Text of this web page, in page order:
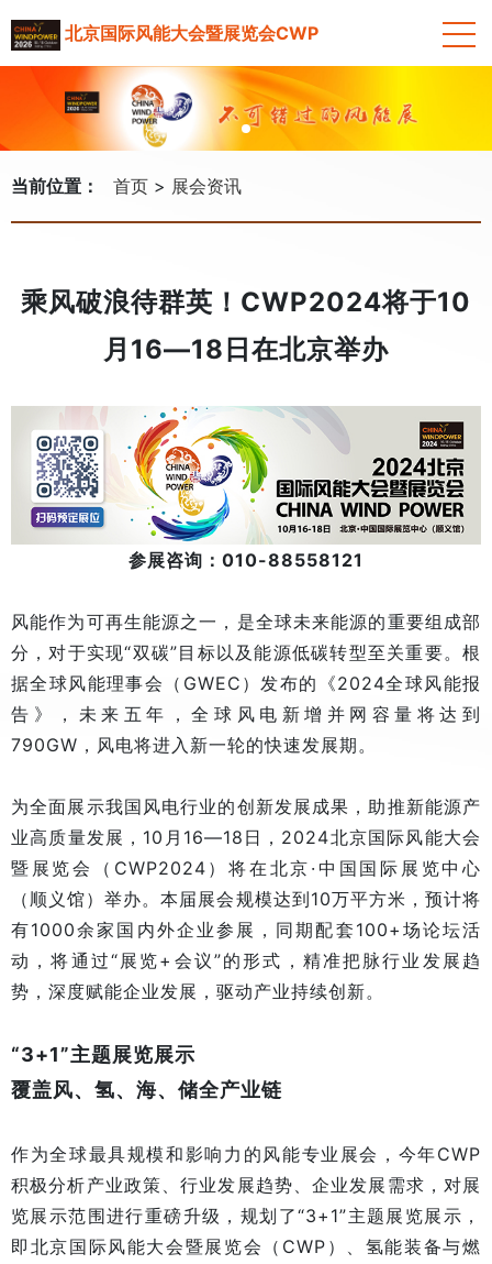
北京国际风能大会暨展览会CWP
当前位置： 首页 展会资讯
乘风破浪待群英！CWP2024将于10
月16—18日在北京举办
参展咨询：010-88558121
风能作为可再生能源之一，是全球未来能源的重要组成部
分，对于实现“双碳”目标以及能源低碳转型至关重要。根
据全球风能理事会（GWEC）发布的《2024全球风能报
告》，未来五年，全球风电新增并网容量将达到
790GW，风电将进入新一轮的快速发展期。
为全面展示我国风电行业的创新发展成果，助推新能源产
业高质量发展，10月16—18日，2024北京国际风能大会
暨展览会（CWP2024）将在北京·中国国际展览中心
（顺义馆）举办。本届展会规模达到10万平方米，预计将
有1000余家国内外企业参展，同期配套100+场论坛活
动，将通过“展览+会议”的形式，精准把脉行业发展趋
势，深度赋能企业发展，驱动产业持续创新。
“3+1”主题展览展示
覆盖风、氢、海、储全产业链
作为全球最具规模和影响力的风能专业展会，今年CWP
积极分析产业政策、行业发展趋势、企业发展需求，对展
览展示范围进行重磅升级，规划了“3+1”主题展览展示，
即北京国际风能大会暨展览会（CWP）、氢能装备与燃